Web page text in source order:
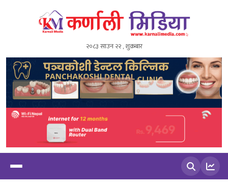
२०८३ साउन २२ , शुक्रबार